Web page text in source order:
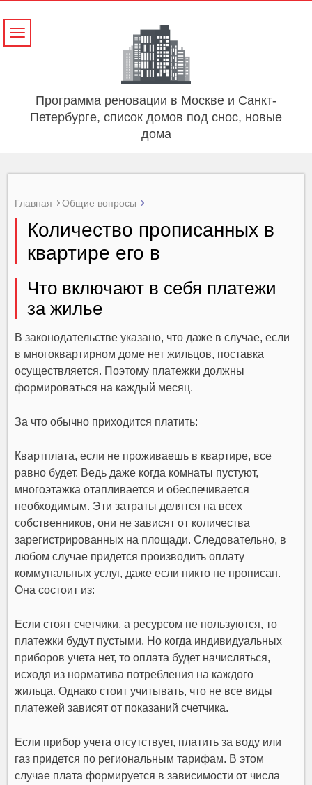
Программа реновации в Москве и Санкт-
Петербурге, список домов под снос, новые
дома
Навигация
Главная Общие вопросы
Количество прописанных в
квартире его в
Что включают в себя платежи
за жилье
В законодательстве указано, что даже в случае, если
в многоквартирном доме нет жильцов, поставка
осуществляется. Поэтому платежки должны
формироваться на каждый месяц.
За что обычно приходится платить:
Квартплата, если не проживаешь в квартире, все
равно будет. Ведь даже когда комнаты пустуют,
многоэтажка отапливается и обеспечивается
необходимым. Эти затраты делятся на всех
собственников, они не зависят от количества
зарегистрированных на площади. Следовательно, в
любом случае придется производить оплату
коммунальных услуг, даже если никто не прописан.
Она состоит из:
Если стоят счетчики, а ресурсом не пользуются, то
платежки будут пустыми. Но когда индивидуальных
приборов учета нет, то оплата будет начисляться,
исходя из норматива потребления на каждого
жильца. Однако стоит учитывать, что не все виды
платежей зависят от показаний счетчика.
Если прибор учета отсутствует, платить за воду или
газ придется по региональным тарифам. В этом
случае плата формируется в зависимости от числа